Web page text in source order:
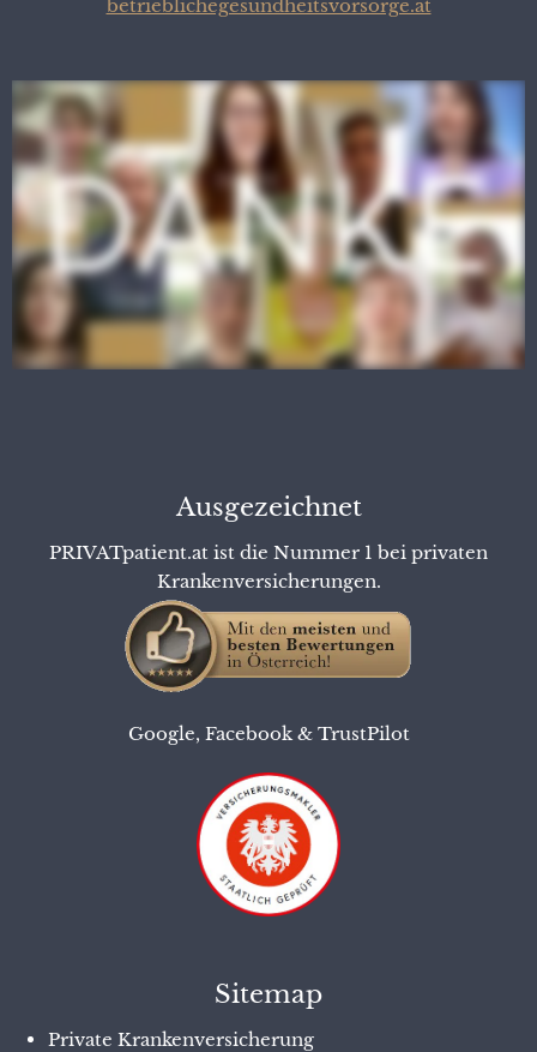
betrieblichegesundheitsvorsorge.at
Ausgezeichnet
PRIVATpatient.at ist die Nummer 1 bei privaten
Krankenversicherungen.
Google, Facebook& TrustPilot
Sitemap
Private Krankenversicherung